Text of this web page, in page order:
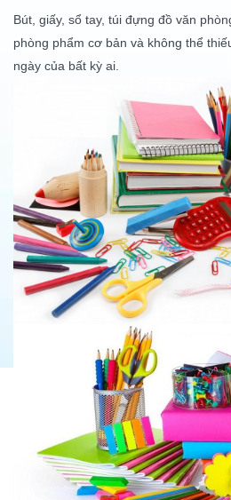
Bút, giấy, sổ tay, túi đựng đồ văn
phòng phẩm cơ bản và không thể
ngày của bất kỳ ai.